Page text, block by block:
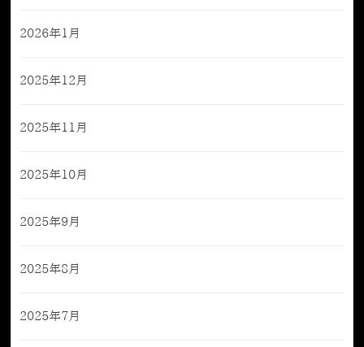
2026年1月
2025年12月
2025年11月
2025年10月
2025年9月
2025年8月
2025年7月